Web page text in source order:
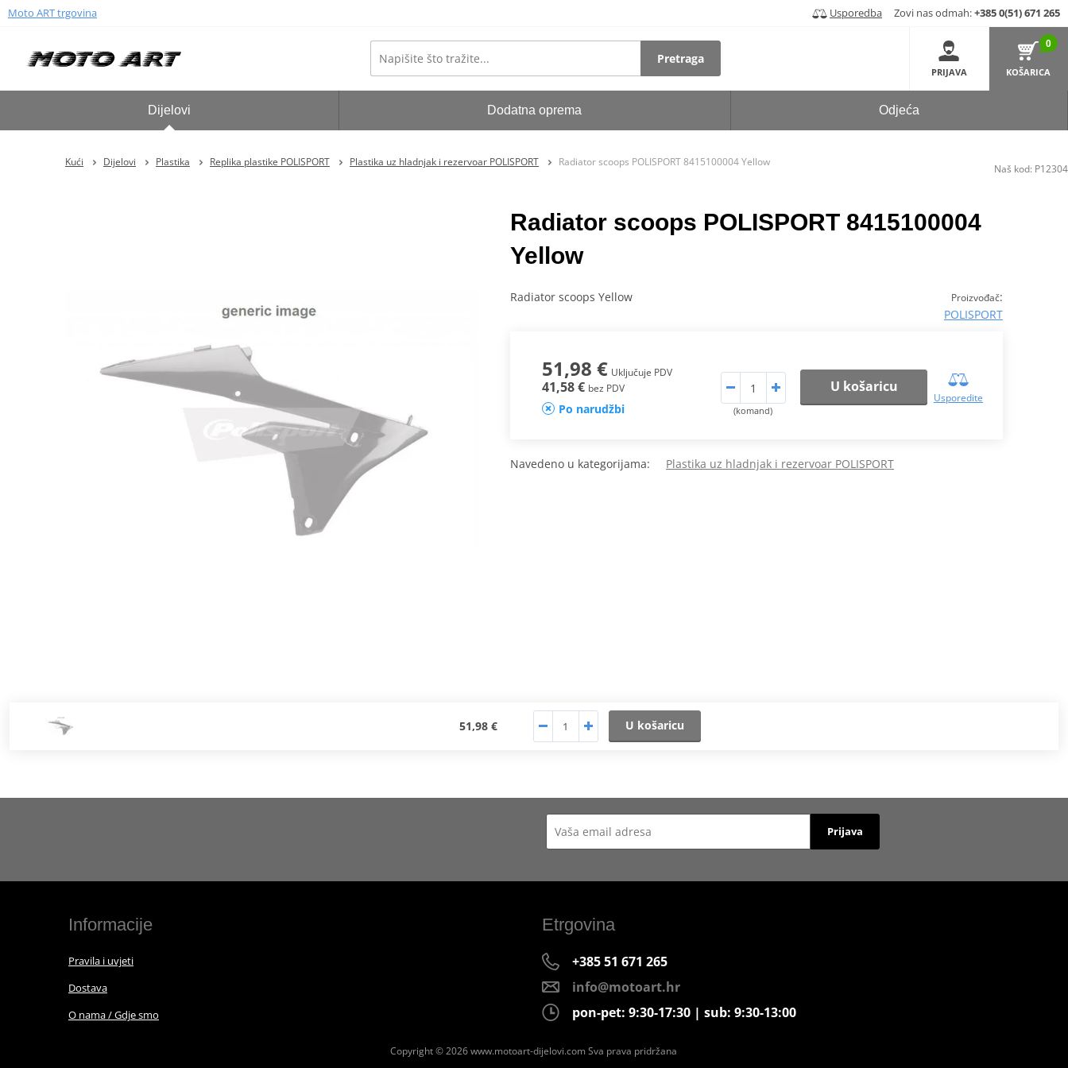
Moto ART trgovina Usporedba Zovi nas odmah:+385 0(51) 671 265
Pretraga
PRIJAVA
0
KOŠARICA
Dijelovi Dodatna oprema Odjeća
Kući Dijelovi Plastika Replika plastike POLISPORT Plastika uz hladnjak i rezervoar POLISPORT Radiator scoops POLISPORT 8415100004 Yellow
Radiator scoops POLISPORT 8415100004
Yellow
Proizvođač:
POLISPORT
Radiator scoops Yellow
51,98 € Uključuje PDV
41,58 € bez PDV
Po narudžbi (komand)
U košaricu
Usporedite
Navedeno u kategorijama: Plastika uz hladnjak i rezervoar POLISPORT
51,98 € U košaricu
Naš kod: P12304
Prijava
Informacije
Pravila i uvjeti
Dostava
O nama / Gdje smo
Etrgovina
+385 51 671 265
info@motoart.hr
pon-pet: 9:30-17:30 | sub: 9:30-13:00
Copyright © 2026 www.motoart-dijelovi.com Sva prava pridržana